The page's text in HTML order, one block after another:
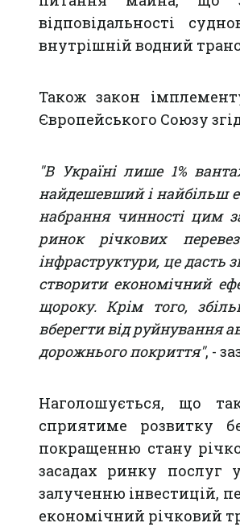
відповідальності
внутрішній водний
Також закон
Європейського Союзу
"В Україні лише 1%
найдешевший і найбільш
набрання чинності цим
ринок річкових
інфраструктури, це дасть
створити економічний
щороку. Крім того,
вберегти від руйнування
дорожнього покриття", -
Наголошується, що
сприятиме розвитку
покращенню стану
засадах ринку послуг
залученню інвестицій,
економічний річковий